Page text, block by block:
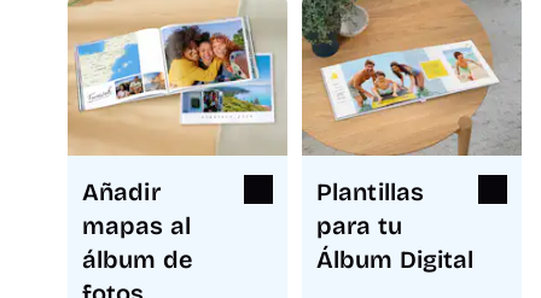
Añadir
mapas al
álbum de
Plantillas
para tu
Álbum Digital